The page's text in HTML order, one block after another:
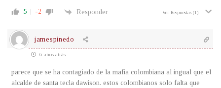
5 -2 Responder Ver Respuestas (1)
jamespinedo
6 años atrás
parece que se ha contagiado de la mafia colombiana al ingual que el
alcalde de santa tecla dawison. estos colombianos solo falta que